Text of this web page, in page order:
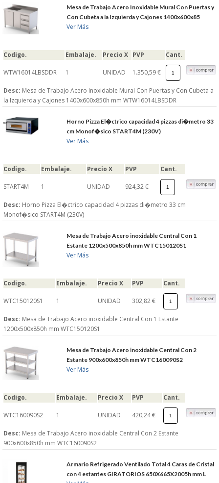
Mesa de Trabajo Acero Inoxidable Mural Con Puertas y
Con Cubeta a la Izquierda y Cajones 1400x600x85
Ver Más
Codigo. Embalaje. Precio X PVP Cant.
WTW16014LBSDDR 1 UNIDAD 1.350,59 €
Desc: Mesa de Trabajo Acero Inoxidable Mural Con Puertas y Con Cubeta a
la Izquierda y Cajones 1400x600x850h mm WTW16014LBSDDR
Horno Pizza El�ctrico capacidad 4 pizzas di�metro 33
cm Monof�sico START4M (230V)
Ver Más
Codigo. Embalaje. Precio X PVP Cant.
START4M 1 UNIDAD 924,32 €
Desc: Horno Pizza El�ctrico capacidad 4 pizzas di�metro 33 cm
Monof�sico START4M (230V)
Mesa de Trabajo Acero inoxidable Central Con 1
Estante 1200x500x850h mm WTC150120S1
Ver Más
Codigo. Embalaje. Precio X PVP Cant.
WTC150120S1 1 UNIDAD 302,82 €
Desc: Mesa de Trabajo Acero inoxidable Central Con 1 Estante
1200x500x850h mm WTC150120S1
Mesa de Trabajo Acero inoxidable Central Con 2
Estante 900x600x850h mm WTC160090S2
Ver Más
Codigo. Embalaje. Precio X PVP Cant.
WTC160090S2 1 UNIDAD 420,24 €
Desc: Mesa de Trabajo Acero inoxidable Central Con 2 Estante
900x600x850h mm WTC160090S2
Armario Refrigerado Ventilado Total 4 Caras de Cristal
con 4 estantes GIRATORIOS 650X665X2005h mm L